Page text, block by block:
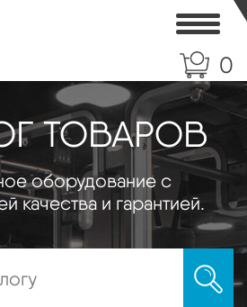
0
ТОВАРОВ
оборудование с
качества и гарантией.